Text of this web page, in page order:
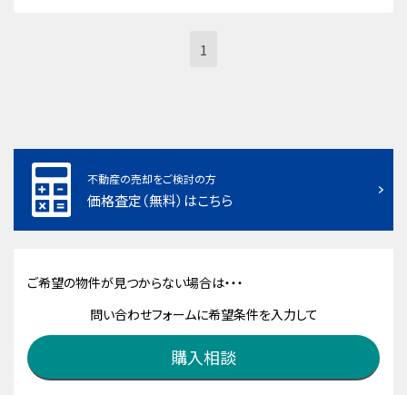
1
不動産の売却をご検討の方
価格査定（無料）はこちら
ご希望の物件が見つからない場合は・・・
問い合わせフォームに希望条件を入力して
購入相談